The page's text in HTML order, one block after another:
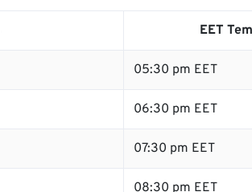
EET
05:30 pm EET
06:30 pm EET
07:30 pm EET
08:30 pm EET